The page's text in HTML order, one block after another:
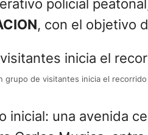
inicial: una avenida
Carlos Mugica,
en 2019
que fortalece los